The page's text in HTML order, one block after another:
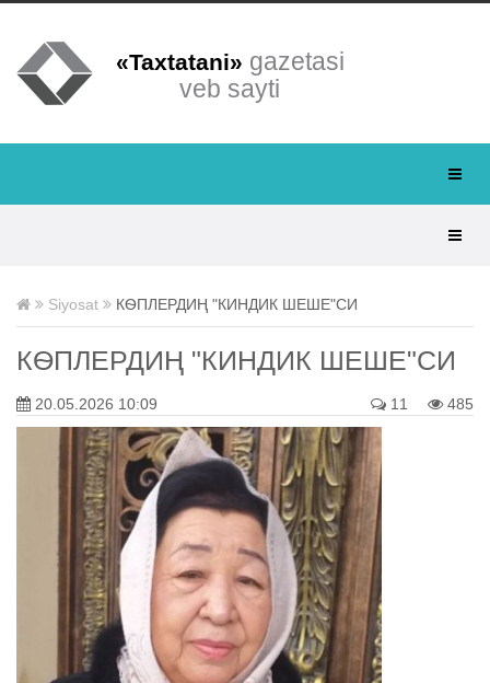
«Taxtatani» gazetasi
veb sayti
Siyosat КѲПЛЕРДИҢ "КИНДИК ШЕШЕ"СИ
КѲПЛЕРДИҢ "КИНДИК ШЕШЕ"СИ
20.05.2026 10:09 485
11